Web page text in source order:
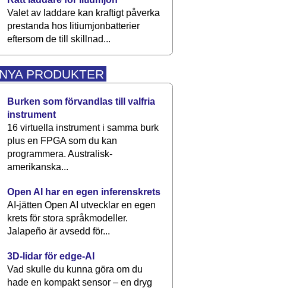
Valet av laddare kan kraftigt påverka
prestanda hos litiumjonbatterier
eftersom de till skillnad...
NYA PRODUKTER
Burken som förvandlas till valfria
instrument
16 virtuella instrument i samma burk
plus en FPGA som du kan
programmera. Australisk-
amerikanska...
Open AI har en egen inferenskrets
AI-jätten Open AI utvecklar en egen
krets för stora språkmodeller.
Jalapeño är avsedd för...
3D-lidar för edge-AI
Vad skulle du kunna göra om du
hade en kompakt sensor – en dryg